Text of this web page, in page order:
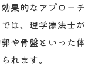
果的なアプローチ
は、理学療法士が
や骨盤といった体
れます。